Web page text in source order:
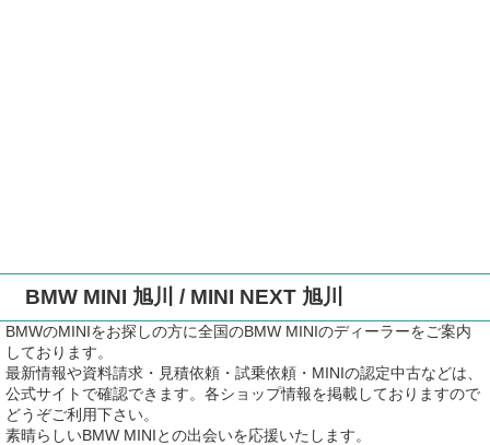
BMW MINI 旭川 / MINI NEXT 旭川
BMWのMINIをお探しの方に全国のBMW MINIのディーラーをご案内
しております。
最新情報や資料請求・見積依頼・試乗依頼・MINIの認定中古などは、
公式サイトで確認できます。各ショップ情報を掲載しておりますので
どうぞご利用下さい。
素晴らしいBMW MINIとの出会いを応援いたします。